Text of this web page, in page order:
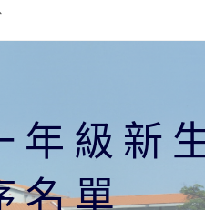
級新
名單